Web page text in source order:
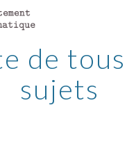
de
sujets